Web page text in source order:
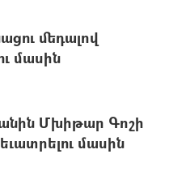
մեդալով
մասին
Մխիթար Գոշի
մասին